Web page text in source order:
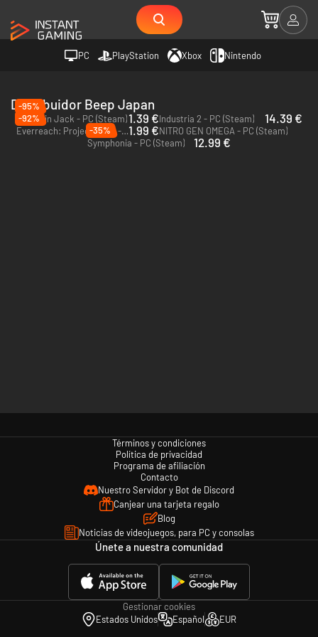
PC PlayStation Xbox Nintendo
Distribuidor Beep Japan
-95%
Pumpkin Jack - PC (Steam)1.39 €Industria 2 - PC (Steam) 14.39 €
-92%
Everreach: Project Eden - PC (Steam)1.99 €NITRO GEN OMEGA - PC (Steam)
-35%
Symphonia - PC (Steam)
12.99 €
Términos y condiciones
Política de privacidad
Programa de afiliación
Contacto
Nuestro Servidor y Bot de Discord
Canjear una tarjeta regalo
Blog
Noticias de videojuegos, para PC y consolas
Únete a nuestra comunidad
Gestionar cookies
Estados Unidos
Español EUR